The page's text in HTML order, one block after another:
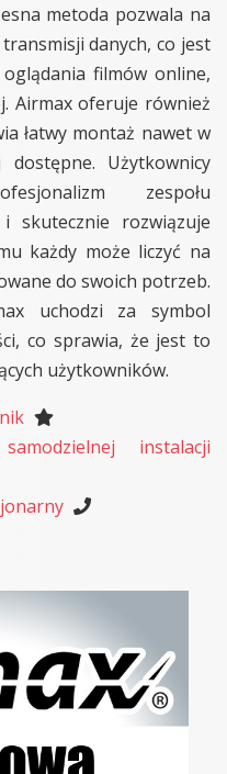
metoda pozwala na
danych, co jest
filmów online,
Airmax oferuje również
łatwy montaż nawet w
Użytkownicy
zespołu
skutecznie rozwiązuje
każdy może liczyć na
do swoich potrzeb.
uchodzi za symbol
co sprawia, że jest to
użytkowników.
instalacji